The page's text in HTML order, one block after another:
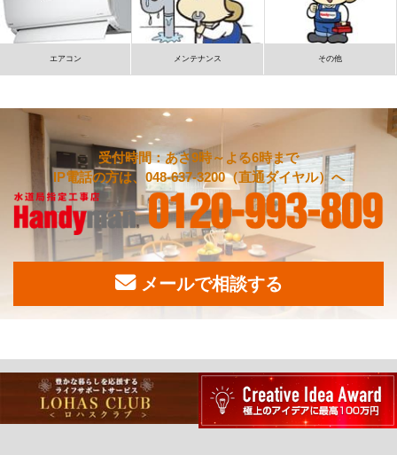
エアコン メンテナンス その他
受付時間：あさ9時～よる6時まで
IP電話の方は、048-637-3200（直通ダイヤル）へ
メールで相談する